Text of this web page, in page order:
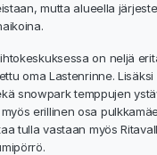
mutta alueella
on neljä
oma Lastenrinne.
snowpark temppujen
erillinen osa
tulla vastaan myös